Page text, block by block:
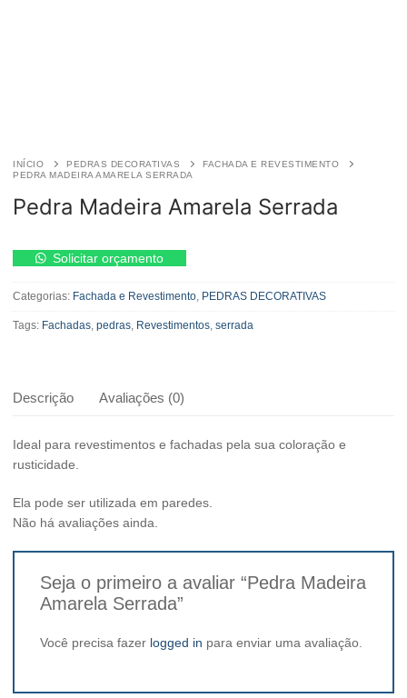
INÍCIO PEDRAS DECORATIVAS
FACHADA E REVESTIMENTO
PEDRA MADEIRA AMARELA SERRADA
Pedra Madeira Amarela Serrada
Madeira
Serrada
quantidade
Solicitar orçamento
Categorias: Fachada e Revestimento, PEDRAS DECORATIVAS
Tags: Fachadas, pedras, Revestimentos, serrada
Descrição Avaliações (0)
Ideal para revestimentos e fachadas pela sua coloração e
rusticidade.
Ela pode ser utilizada em paredes.
Não há avaliações ainda.
Seja o primeiro a avaliar “Pedra Madeira
Amarela Serrada”
Você precisa fazer logged in para enviar uma avaliação.